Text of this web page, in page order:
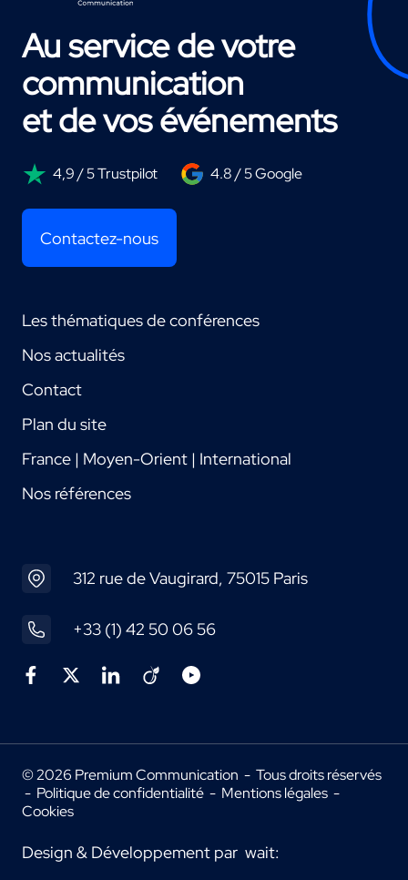
Au service de votre
communication
et de vos événements
4,9 / 5 Trustpilot 4.8 / 5 Google
Contactez-nous
Les thématiques de conférences
Nos actualités
Contact
Plan du site
France | Moyen-Orient | International
Nos références
312 rue de Vaugirard, 75015 Paris
+33 (1) 42 50 06 56
© 2026 Premium Communication - Tous droits réservés
- Politique de confidentialité - Mentions légales -
Cookies
Design & Développement par wait: